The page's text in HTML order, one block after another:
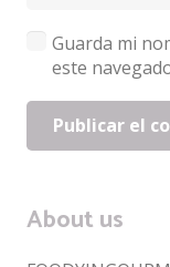
Guarda mi
este
Publicar el
About us